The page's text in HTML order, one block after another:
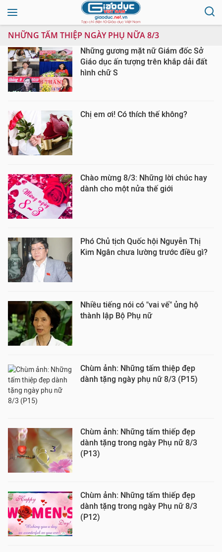
NHỮNG TẤM THIỆP NGÀY PHỤ NỮA 8/3
Những gương mặt nữ Giám đốc Sở
Giáo dục ấn tượng trên khắp dải đất
hình chữ S
Chị em ơi! Có thích thế không?
Chào mừng 8/3: Những lời chúc hay
dành cho một nửa thế giới
Phó Chủ tịch Quốc hội Nguyễn Thị
Kim Ngân chưa lường trước điều gì?
Nhiều tiếng nói có "vai vế" ủng hộ
thành lập Bộ Phụ nữ
Chùm ảnh: Những tấm thiệp đẹp
dành tặng ngày phụ nữ 8/3 (P15)
Chùm ảnh: Những tấm thiếp đẹp
dành tặng trong ngày Phụ nữ 8/3
(P13)
Chùm ảnh: Những tấm thiếp đẹp
dành tặng trong ngày Phụ nữ 8/3
(P12)